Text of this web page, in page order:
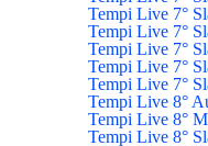
Tempi Live 7°
Tempi Live 7°
Tempi Live 7°
Tempi Live 7°
Tempi Live 7°
Tempi Live 8°
Tempi Live 8°
Tempi Live 8°